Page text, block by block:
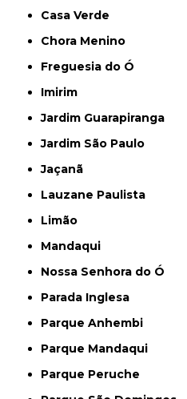
Casa Verde
Chora Menino
Freguesia do Ó
Imirim
Jardim Guarapiranga
Jardim São Paulo
Jaçanã
Lauzane Paulista
Limão
Mandaqui
Nossa Senhora do Ó
Parada Inglesa
Parque Anhembi
Parque Mandaqui
Parque Peruche